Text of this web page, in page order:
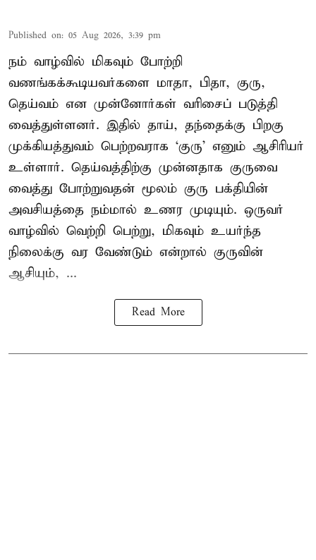
Published on: 05 Aug 2026, 3:39 pm
நம் வாழ்வில் மிகவும் போற்றி
வணங்கக்கூடியவர்களை மாதா, பிதா, குரு,
தெய்வம் என முன்னோர்கள் வரிசைப் படுத்தி
வைத்துள்ளனர். இதில் தாய், தந்தைக்கு பிறகு
முக்கியத்துவம் பெற்றவராக ‘குரு’ எனும் ஆசிரியர்
உள்ளார். தெய்வத்திற்கு முன்னதாக குருவை
வைத்து போற்றுவதன் மூலம் குரு பக்தியின்
அவசியத்தை நம்மால் உணர முடியும். ஒருவர்
வாழ்வில் வெற்றி பெற்று, மிகவும் உயர்ந்த
நிலைக்கு வர வேண்டும் என்றால் குருவின்
ஆசியும், ...
Read More